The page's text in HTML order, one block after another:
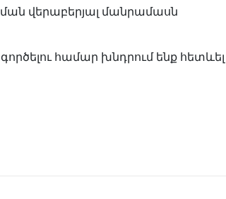
վերաբերյալ մանրամասն
համար խնդրում ենք հետևել